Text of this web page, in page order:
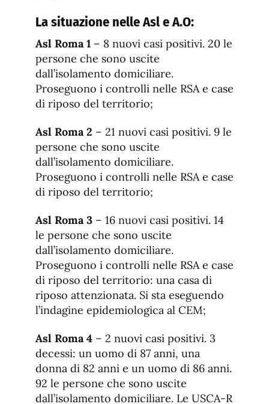
La situazione nelle Asl e A.O:
Asl Roma 1 – 8 nuovi casi positivi. 20 le
persone che sono uscite
dall’isolamento domiciliare.
Proseguono i controlli nelle RSA e case
di riposo del territorio;
Asl Roma 2 – 21 nuovi casi positivi. 9 le
persone che sono uscite
dall’isolamento domiciliare.
Proseguono i controlli nelle RSA e case
di riposo del territorio;
Asl Roma 3 – 16 nuovi casi positivi. 14
le persone che sono uscite
dall’isolamento domiciliare.
Proseguono i controlli nelle RSA e case
di riposo del territorio: una casa di
riposo attenzionata. Si sta eseguendo
l’indagine epidemiologica al CEM;
Asl Roma 4 – 2 nuovi casi positivi. 3
decessi: un uomo di 87 anni, una
donna di 82 anni e un uomo di 86 anni.
92 le persone che sono uscite
dall’isolamento domiciliare. Le USCA-R